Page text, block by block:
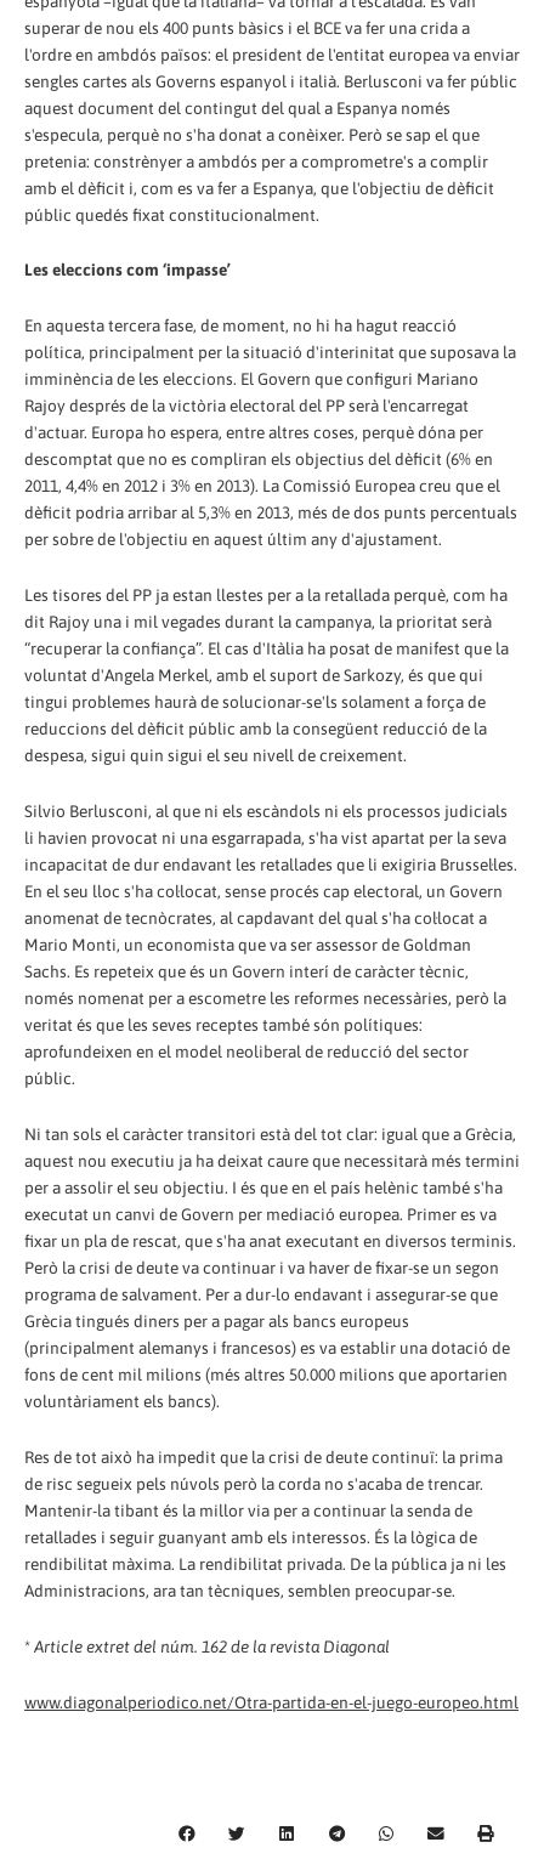
superar de nou els 400 punts bàsics i el BCE va fer una crida a
l'ordre en ambdós països: el president de l'entitat europea va enviar
sengles cartes als Governs espanyol i italià. Berlusconi va fer públic
aquest document del contingut del qual a Espanya només
s'especula, perquè no s'ha donat a conèixer. Però se sap el que
pretenia: constrènyer a ambdós per a comprometre's a complir
amb el dèficit i, com es va fer a Espanya, que l'objectiu de dèficit
públic quedés fixat constitucionalment.
Les eleccions com ‘impasse’
En aquesta tercera fase, de moment, no hi ha hagut reacció
política, principalment per la situació d'interinitat que suposava la
imminència de les eleccions. El Govern que configuri Mariano
Rajoy després de la victòria electoral del PP serà l'encarregat
d'actuar. Europa ho espera, entre altres coses, perquè dóna per
descomptat que no es compliran els objectius del dèficit (6% en
2011, 4,4% en 2012 i 3% en 2013). La Comissió Europea creu que el
dèficit podria arribar al 5,3% en 2013, més de dos punts percentuals
per sobre de l'objectiu en aquest últim any d'ajustament.
Les tisores del PP ja estan llestes per a la retallada perquè, com ha
dit Rajoy una i mil vegades durant la campanya, la prioritat serà
“recuperar la confiança”. El cas d'Itàlia ha posat de manifest que la
voluntat d'Angela Merkel, amb el suport de Sarkozy, és que qui
tingui problemes haurà de solucionar-se'ls solament a força de
reduccions del dèficit públic amb la consegüent reducció de la
despesa, sigui quin sigui el seu nivell de creixement.
Silvio Berlusconi, al que ni els escàndols ni els processos judicials
li havien provocat ni una esgarrapada, s'ha vist apartat per la seva
incapacitat de dur endavant les retallades que li exigiria Brussel·les.
En el seu lloc s'ha col·locat, sense procés cap electoral, un Govern
anomenat de tecnòcrates, al capdavant del qual s'ha col·locat a
Mario Monti, un economista que va ser assessor de Goldman
Sachs. Es repeteix que és un Govern interí de caràcter tècnic,
només nomenat per a escometre les reformes necessàries, però la
veritat és que les seves receptes també són polítiques:
aprofundeixen en el model neoliberal de reducció del sector
públic.
Ni tan sols el caràcter transitori està del tot clar: igual que a Grècia,
aquest nou executiu ja ha deixat caure que necessitarà més termini
per a assolir el seu objectiu. I és que en el país helènic també s'ha
executat un canvi de Govern per mediació europea. Primer es va
fixar un pla de rescat, que s'ha anat executant en diversos terminis.
Però la crisi de deute va continuar i va haver de fixar-se un segon
programa de salvament. Per a dur-lo endavant i assegurar-se que
Grècia tingués diners per a pagar als bancs europeus
(principalment alemanys i francesos) es va establir una dotació de
fons de cent mil milions (més altres 50.000 milions que aportarien
voluntàriament els bancs).
Res de tot això ha impedit que la crisi de deute continuï: la prima
de risc segueix pels núvols però la corda no s'acaba de trencar.
Mantenir-la tibant és la millor via per a continuar la senda de
retallades i seguir guanyant amb els interessos. És la lògica de
rendibilitat màxima. La rendibilitat privada. De la pública ja ni les
Administracions, ara tan tècniques, semblen preocupar-se.
*Article extret del núm. 162 de la revista Diagonal
www.diagonalperiodico.net/Otra-partida-en-el-juego-europeo.html